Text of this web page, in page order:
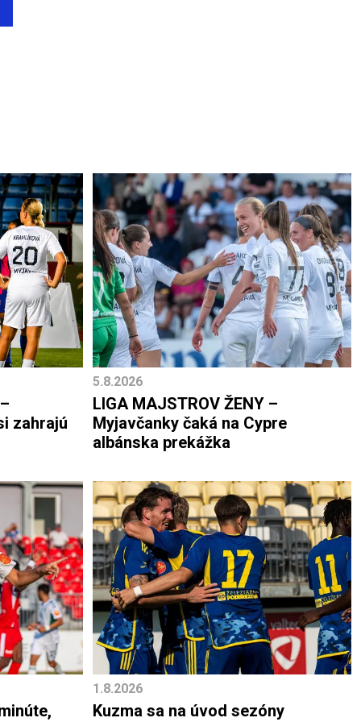
zahrajú
5.8.2026
LIGA MAJSTROV ŽENY –
Myjavčanky čaká na Cypre
albánska prekážka
1.8.2026
Kuzma sa na úvod sezóny